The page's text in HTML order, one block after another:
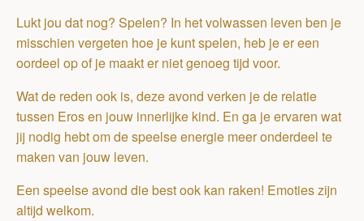
Lukt jou dat nog? Spelen? In het volwassen leven ben je
misschien vergeten hoe je kunt spelen, heb je er een
oordeel op of je maakt er niet genoeg tijd voor.
Wat de reden ook is, deze avond verken je de relatie
tussen Eros en jouw innerlijke kind. En ga je ervaren wat
jij nodig hebt om de speelse energie meer onderdeel te
maken van jouw leven.
Een speelse avond die best ook kan raken! Emoties zijn
altijd welkom.